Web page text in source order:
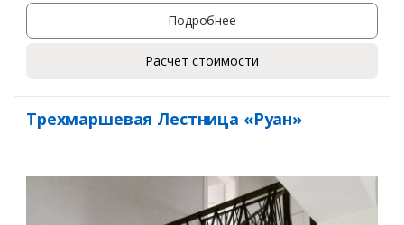
Подробнее
Расчет стоимости
Трехмаршевая Лестница «Руан»